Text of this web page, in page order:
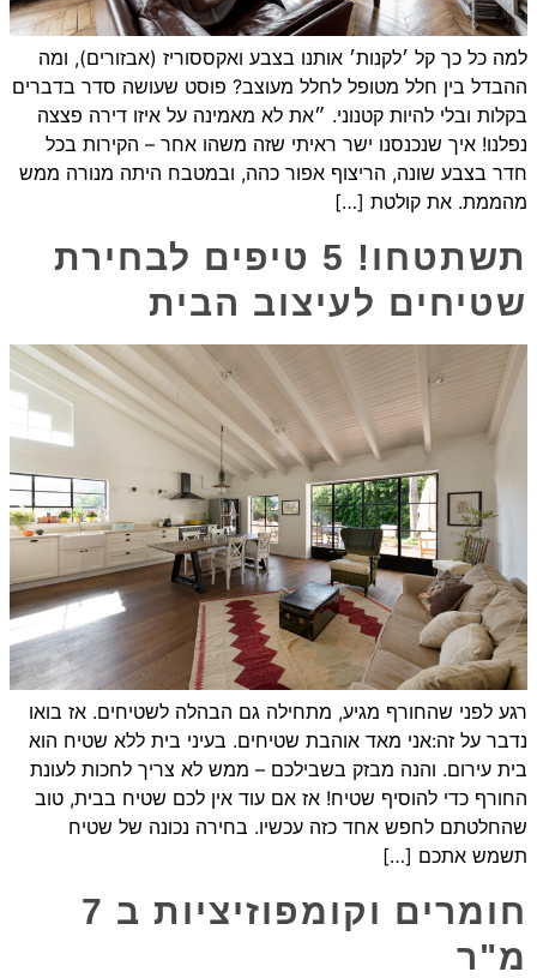
למה כל כך קל ׳לקנות׳ אותנו בצבע ואקססוריז (אבזורים), ומה
ההבדל בין חלל מטופל לחלל מעוצב? פוסט שעושה סדר בדברים
בקלות ובלי להיות קטנוני. ״את לא מאמינה על איזו דירה פצצה
נפלנו! איך שנכנסנו ישר ראיתי שזה משהו אחר – הקירות בכל
חדר בצבע שונה, הריצוף אפור כהה, ובמטבח היתה מנורה ממש
מהממת. את קולטת […]
תשתטחו! 5 טיפים לבחירת
שטיחים לעיצוב הבית
רגע לפני שהחורף מגיע, מתחילה גם הבהלה לשטיחים. אז בואו
נדבר על זה:אני מאד אוהבת שטיחים. בעיני בית ללא שטיח הוא
בית עירום. והנה מבזק בשבילכם – ממש לא צריך לחכות לעונת
החורף כדי להוסיף שטיח! אז אם עוד אין לכם שטיח בבית, טוב
שהחלטתם לחפש אחד כזה עכשיו. בחירה נכונה של שטיח
תשמש אתכם […]
חומרים וקומפוזיציות ב 7
מ"ר